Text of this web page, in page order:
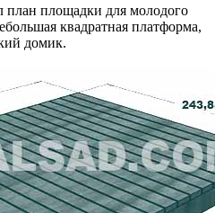
площадки для молодого
квадратная платформа,
домик.